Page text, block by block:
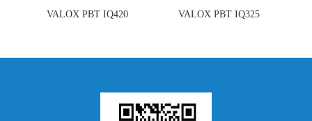
VALOX PBT IQ420 VALOX PBT IQ325